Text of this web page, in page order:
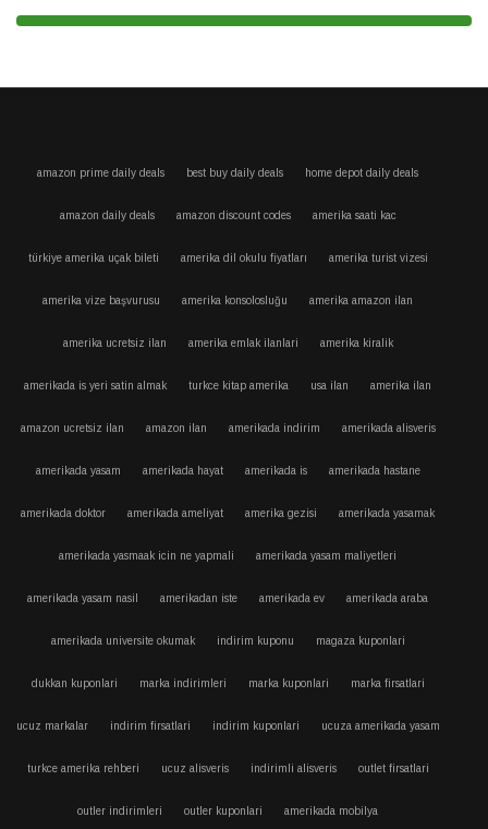
amazon prime daily deals best buy daily deals home depot daily deals
amazon daily deals amazon discount codes amerika saati kac
türkiye amerika uçak bileti amerika dil okulu fiyatları amerika turist vizesi
amerika vize başvurusu amerika konsolosluğu amerika amazon ilan
amerika ucretsiz ilan amerika emlak ilanlari amerika kiralik
amerikada is yeri satin almak turkce kitap amerika usa ilan amerika ilan
amazon ucretsiz ilan amazon ilan amerikada indirim amerikada alisveris
amerikada yasam amerikada hayat amerikada is amerikada hastane
amerikada doktor amerikada ameliyat amerika gezisi amerikada yasamak
amerikada yasmaak icin ne yapmali amerikada yasam maliyetleri
amerikada yasam nasil amerikadan iste amerikada ev amerikada araba
amerikada universite okumak indirim kuponu magaza kuponlari
dukkan kuponlari marka indirimleri marka kuponlari marka firsatlari
ucuz markalar indirim firsatlari indirim kuponlari ucuza amerikada yasam
turkce amerika rehberi ucuz alisveris indirimli alisveris outlet firsatlari
outler indirimleri outler kuponlari amerikada mobilya